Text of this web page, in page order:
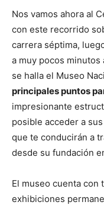
Nos vamos ahora al
con este recorrido
carrera séptima,
a muy pocos minutos
se halla el Museo
principales puntos
impresionante
posible acceder a
que te conducirán a
desde su fundación
El museo cuenta con
exhibiciones